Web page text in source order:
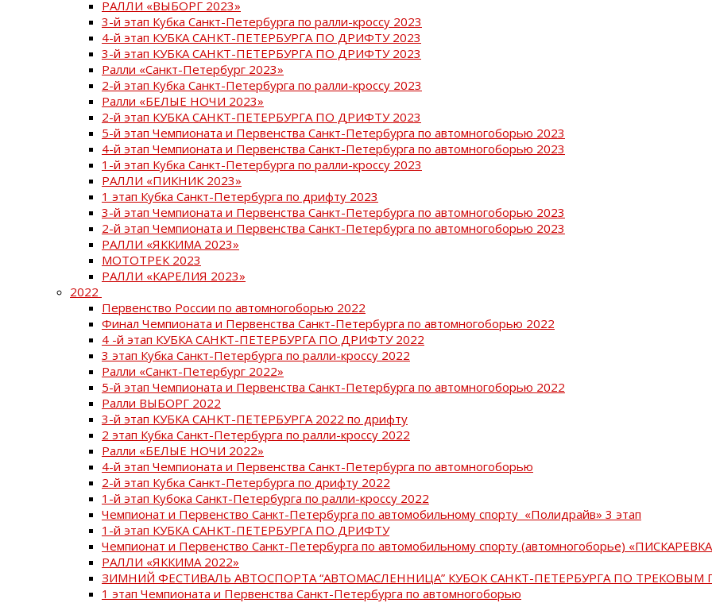
РАЛЛИ «ВЫБОРГ 2023»
3-й этап Кубка Санкт-Петербурга по ралли-кроссу 2023
4-й этап КУБКА САНКТ-ПЕТЕРБУРГА ПО ДРИФТУ 2023
3-й этап КУБКА САНКТ-ПЕТЕРБУРГА ПО ДРИФТУ 2023
Ралли «Санкт-Петербург 2023»
2-й этап Кубка Санкт-Петербурга по ралли-кроссу 2023
Ралли «БЕЛЫЕ НОЧИ 2023»
2-й этап КУБКА САНКТ-ПЕТЕРБУРГА ПО ДРИФТУ 2023
5-й этап Чемпионата и Первенства Санкт-Петербурга по автомногоборью 2023
4-й этап Чемпионата и Первенства Санкт-Петербурга по автомногоборью 2023
1-й этап Кубка Санкт-Петербурга по ралли-кроссу 2023
РАЛЛИ «ПИКНИК 2023»
1 этап Кубка Санкт-Петербурга по дрифту 2023
3-й этап Чемпионата и Первенства Санкт-Петербурга по автомногоборью 2023
2-й этап Чемпионата и Первенства Санкт-Петербурга по автомногоборью 2023
РАЛЛИ «ЯККИМА 2023»
МОТОТРЕК 2023
РАЛЛИ «КАРЕЛИЯ 2023»
2022
Первенство России по автомногоборью 2022
Финал Чемпионата и Первенства Санкт-Петербурга по автомногоборью 2022
4 -й этап КУБКА САНКТ-ПЕТЕРБУРГА ПО ДРИФТУ 2022
3 этап Кубка Санкт-Петербурга по ралли-кроссу 2022
Ралли «Санкт-Петербург 2022»
5-й этап Чемпионата и Первенства Санкт-Петербурга по автомногоборью 2022
Ралли ВЫБОРГ 2022
3-й этап КУБКА САНКТ-ПЕТЕРБУРГА 2022 по дрифту
2 этап Кубка Санкт-Петербурга по ралли-кроссу 2022
Ралли «БЕЛЫЕ НОЧИ 2022»
4-й этап Чемпионата и Первенства Санкт-Петербурга по автомногоборью
2-й этап Кубка Санкт-Петербурга по дрифту 2022
1-й этап Кубока Санкт-Петербурга по ралли-кроссу 2022
Чемпионат и Первенство Санкт-Петербурга по автомобильному спорту «Полидрайв» 3 этап
1-й этап КУБКА САНКТ-ПЕТЕРБУРГА ПО ДРИФТУ
Чемпионат и Первенство Санкт-Петербурга по автомобильному спорту (автомногоборье)
РАЛЛИ «ЯККИМА 2022»
ЗИМНИЙ ФЕСТИВАЛЬ АВТОСПОРТА “АВТОМАСЛЕННИЦА” КУБОК САНКТ-ПЕТЕРБУРГА ПО ТРЕКОВЫМ
1 этап Чемпионата и Первенства Санкт-Петербурга по автомногоборью